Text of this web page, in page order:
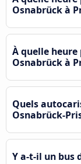
Osnabrück à
À quelle
Osnabrück à
Quels
Osnabrück-
Y a-t-il un bus